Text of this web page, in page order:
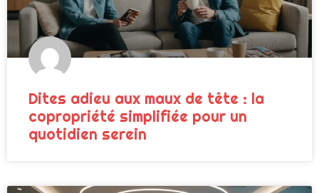
Dites adieu aux maux de tête : la
copropriété simplifiée pour un
quotidien serein